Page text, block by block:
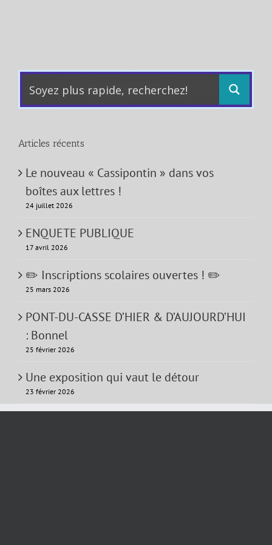
Articles récents
Le nouveau « Cassipontin » dans vos
boîtes aux lettres !
24 juillet 2026
ENQUETE PUBLIQUE
17 avril 2026
✏️ Inscriptions scolaires ouvertes ! ✏️
25 mars 2026
PONT-DU-CASSE D’HIER & D’AUJOURD’HUI
: Bonnel
25 février 2026
Une exposition qui vaut le détour
23 février 2026